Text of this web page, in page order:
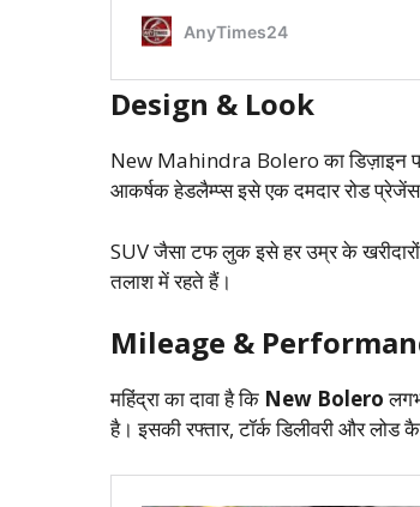
Design & Look
New Mahindra Bolero का डिज़ाइन
आकर्षक हेडलैम्प्स इसे एक दमदार रोड
SUV जैसा टफ लुक इसे हर उम्र के
तलाश में रहते हैं।
Mileage &
महिंद्रा का दावा है कि New Bolero
है। इसकी रफ्तार, टॉर्क डिलीवरी और